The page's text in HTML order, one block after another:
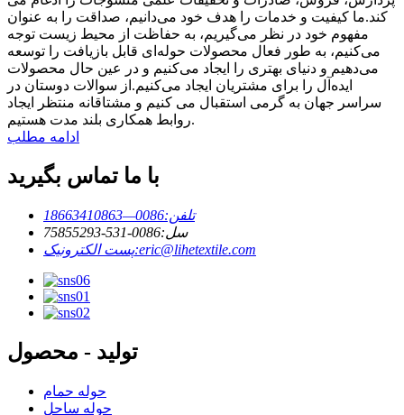
کند.ما کیفیت و خدمات را هدف خود می‌دانیم، صداقت را به عنوان
مفهوم خود در نظر می‌گیریم، به حفاظت از محیط زیست توجه
می‌کنیم، به طور فعال محصولات حوله‌ای قابل بازیافت را توسعه
می‌دهیم و دنیای بهتری را ایجاد می‌کنیم و در عین حال محصولات
ایده‌آل را برای مشتریان ایجاد می‌کنیم.از سوالات دوستان در
سراسر جهان به گرمی استقبال می کنیم و مشتاقانه منتظر ایجاد
روابط همکاری بلند مدت هستیم.
ادامه مطلب
با ما تماس بگیرید
تلفن:0086—18663410863
سل:0086-531-75855293
پست الکترونیک:eric@lihetextile.com
تولید - محصول
حوله حمام
حوله ساحل